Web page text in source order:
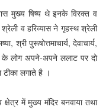
मुख्य षिष्य थे इनके विरक्त व
व हरिव्यास ने गृहस्थ श्रेली
श्री पुरूषोत्तमाचार्य, देवाचार्य,
के लोग अपने-अपने ललाट पर दो
लगाते है ।
में मुख्य मंदिर बनवाया तथा